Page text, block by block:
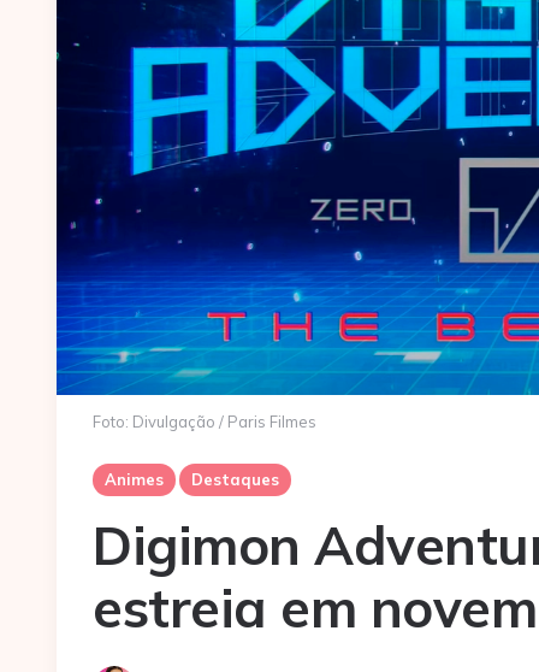
Foto: Divulgação / Paris Filmes
Animes Destaques
Digimon
estreia em